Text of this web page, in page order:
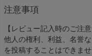
注意事項
【レビュー記入時のご注意
他人の権利、利益、名誉
を投稿することはできま